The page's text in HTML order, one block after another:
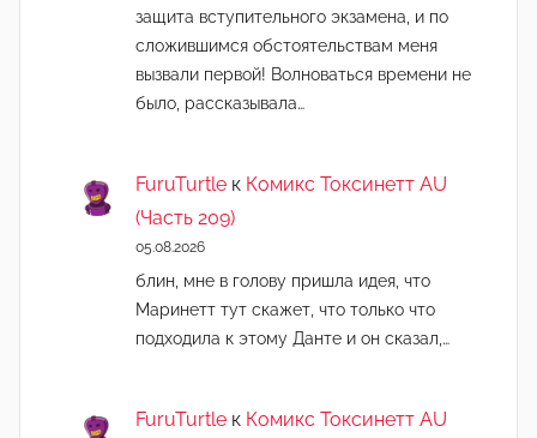
защита вступительного экзамена, и по
сложившимся обстоятельствам меня
вызвали первой! Волноваться времени не
было, рассказывала…
FuruTurtle к Комикс Токсинетт AU
(Часть 209)
05.08.2026
блин, мне в голову пришла идея, что
Маринетт тут скажет, что только что
подходила к этому Данте и он сказал,…
FuruTurtle к Комикс Токсинетт AU